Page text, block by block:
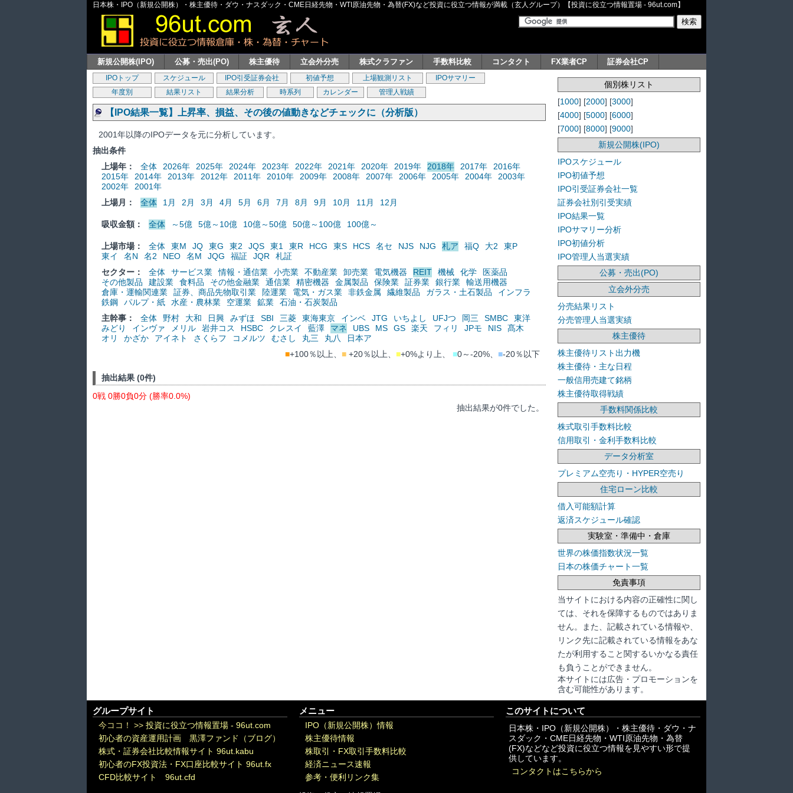
日本株・IPO（新規公開株）・株主優待・ダウ・ナスダック・CME日経先物・WTI原油先物・為替(FX)など投資に役立つ情報が満載（玄人グループ）【投資に役立つ情報置場 - 96ut.com】
新規公開株(IPO) 公募・売出(PO) 株主優待 立会外分売 株式クラファン 手数料比較 コンタクト FX業者CP 証券会社CP
IPOトップ スケジュール IPO引受証券会社 初値予想 上場観測リスト
IPOサマリー
年度別
結果リスト 結果分析 時系列 カレンダー 管理人戦績
【IPO結果一覧】上昇率、損益、その後の値動きなどチェックに（分析版）
2001年以降のIPOデータを元に分析しています。
抽出条件
上場年：
全体 2026年 2025年 2024年 2023年 2022年 2021年 2020年 2019年 2018年 2017年
2016年
2015年
2014年 2013年 2012年 2011年 2010年 2009年 2008年 2007年 2006年 2005年 2004年
2003年
2002年
2001年
上場月：
全体 1月 2月 3月 4月 5月 6月 7月 8月 9月 10月 11月 12月
吸収金額： 全体 ～5億 5億～10億 10億～50億 50億～100億 100億～
上場市場： 全体 東M JQ 東G 東2 JQS 東1 東R HCG 東S HCS 名セ NJS NJG 札ア 福Q 大2
東P
東イ
名N 名2 NEO 名M JQG 福証 JQR
札証
セクター：
全体 サービス業 情報・通信業 小売業 不動産業 卸売業 電気機器 REIT 機械 化学
医薬品
その他製品
建設業 食料品 その他金融業 通信業 精密機器 金属製品 保険業 証券業 銀行業
輸送用機器
倉庫・運輸関連業
証券、商品先物取引業 陸運業 電気・ガス業 非鉄金属 繊維製品 ガラス・土石製品
インフラ
鉄鋼
パルプ・紙 水産・農林業 空運業 鉱業
石油・石炭製品
主幹事：
全体 野村 大和 日興 みずほ SBI 三菱 東海東京 インベ JTG いちよし UFJつ 岡三 SMBC
東洋
みどり
インヴァ メリル 岩井コス HSBC クレスイ 藍澤 マネ UBS MS GS 楽天 フィリ JPモ NIS
髙木
オリ
かざか アイネト さくらフ コメルツ むさし 丸三 丸八
日本ア
■+100％以上、 ■+20％以上、 ■+0%より上、 ■0～-20%、 ■-20％以下
抽出結果 (0件)
0戦 0勝0負0分 (勝率0.0%)
抽出結果が0件でした。
個別株リスト
[1000] [2000] [3000]
[4000] [5000] [6000]
[7000] [8000] [9000]
新規公開株(IPO)
IPOスケジュール
IPO初値予想
IPO引受証券会社一覧
証券会社別引受実績
IPO結果一覧
IPOサマリー分析
IPO初値分析
IPO管理人当選実績
公募・売出(PO)
立会外分売
分売結果リスト
分売管理人当選実績
株主優待
株主優待リスト出力機
株主優待・主な日程
一般信用売建て銘柄
株主優待取得戦績
手数料関係比較
株式取引手数料比較
信用取引・金利手数料比較
データ分析室
プレミアム空売り・HYPER空売り
住宅ローン比較
借入可能額計算
返済スケジュール確認
実験室・準備中・倉庫
世界の株価指数状況一覧
日本の株価チャート一覧
免責事項
当サイトにおける内容の正確性に関し
ては、それを保障するものではありま
せん。また、記載されている情報や、
リンク先に記載されている情報をあな
たが利用すること関するいかなる責任
も負うことができません。
本サイトには広告・プロモーションを
含む可能性があります。
グループサイト
今ココ！ >> 投資に役立つ情報置場 - 96ut.com
初心者の資産運用計画 黒澤ファンド（ブログ）
株式・証券会社比較情報サイト 96ut.kabu
初心者のFX投資法・FX口座比較サイト 96ut.fx
CFD比較サイト 96ut.cfd
メニュー
IPO（新規公開株）情報
株主優待情報
株取引・FX取引手数料比較
経済ニュース速報
参考・便利リンク集
このサイトについて
日本株・IPO（新規公開株）・株主優待・ダウ・ナ
スダック・CME日経先物・WTI原油先物・為替
(FX)などなど投資に役立つ情報を見やすい形で提
供しています。
コンタクトはこちらから